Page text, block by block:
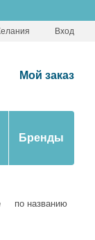
Вход
Мой заказ
Бренды
по названию